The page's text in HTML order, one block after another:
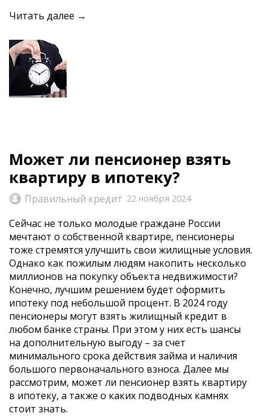
Читать далее →
Может ли пенсионер взять
квартиру в ипотеку?
Правильный кредит 22 ноября 2024
Сейчас не только молодые граждане России
мечтают о собственной квартире, пенсионеры
тоже стремятся улучшить свои жилищные условия.
Однако как пожилым людям накопить несколько
миллионов на покупку объекта недвижимости?
Конечно, лучшим решением будет оформить
ипотеку под небольшой процент. В 2024 году
пенсионеры могут взять жилищный кредит в
любом банке страны. При этом у них есть шансы
на дополнительную выгоду – за счет
минимального срока действия займа и наличия
большого первоначального взноса. Далее мы
рассмотрим, может ли пенсионер взять квартиру
в ипотеку, а также о каких подводных камнях
стоит знать.